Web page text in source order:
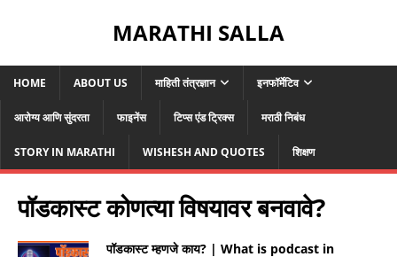
MARATHI SALLA
HOME ABOUT US माहिती तंत्रज्ञान इनफॉर्मेटिव
आरोग्य आणि सुंदरता फाइनेंस टिप्स एंड ट्रिक्स मराठी निबंध
STORY IN MARATHI WISHESH AND QUOTES शिक्षण
पॉडकास्ट कोणत्या विषयावर बनवावे?
पॉडकास्ट म्हणजे काय? | What is podcast in